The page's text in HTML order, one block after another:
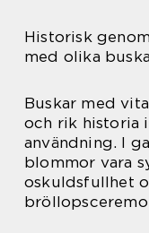
Historisk
med olika
Buskar med
och rik historia
användning. I
blommor vara
oskuldsfullhet